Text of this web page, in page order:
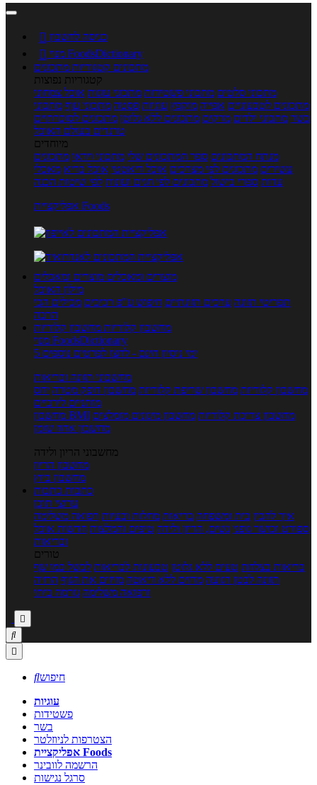
 כניסה לחשבון

מנוי FoodsDictionary
מתכונים קטגוריות מתכונים
קטגוריות נפוצות
מתכוני סלטים מתכוני פשטידות מתכוני עוגות אוכל צמחוני
מתכונים לטבעוניים אפייה מוקפץ עוגיות פסטה מתכוני עוף מתכוני
בשר מתכוני ילדים מרקים מתכונים ללא גלוטן מתכונים לסוכרתיים
טרנדים בעולם האוכל
מיוחדים
מנתח המתכונים ספר המתכונים שלי מתכוני וידאו מתכונים
עשירים מתכונים לפי מצרכים אוכל דיאטטי אוכל בריא מאכלי
עדות ספרי בישול מתכונים לפי חגים ועונות לפי שיטות הכנה
אפליקציית Foods
מוצרים ומאכלים מוצרים ומאכלים
מילון האוכל
תפריטי תזונה ערכים תזונתיים חיפוש ע"פ רכיבים מכילים הכי
הרבה
מחשבון קלוריות מחשבון קלוריות
מנוי FoodsDictionary
5 ימי ניסיון חינם - לחצו לפרטים נוספים
מחשבוני תזונה ובריאות
מחשבון קלוריות מחשבון שריפת קלוריות מחשבון דופק מטרה יחס
מותניים לירכיים
מחשבון BMI
מחשבון צריכת קלוריות מחשבון מינונים מומלצים
מחשבון אחוז שומן
מחשבוני הריון ולידה
מחשבון הריון
מחשבון ביוץ
כתבות כתבות
ערוצי תוכן
איך להכין בית ומשפחה בריאות מחלות ובעיות רפואה משלימה
ספורט וכושר גופני נשים, הריון ולידה טיפים והמלצות חדשות אוכל
ובריאות
טורים
בריאות בצלחת טעים ללא גלוטן טבעונות לבריאות לבשל כמו שף
תזונה לבטן רגועה מרזים ללא דיאטה מזיזים את הגוף הרזיה
ורפואה משלימה גורמה ביתי



חיפוש
עוגיות
פשטידות
בשר
הצטרפות לניוזלטר
אפליקציית Foods
הרשמה לוובינר
סרגל נגישות